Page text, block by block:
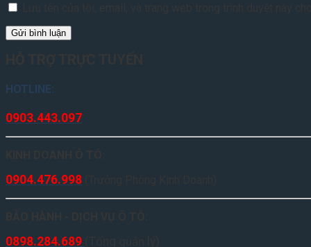
HOTLINE:
0903.443.097
0904.476.998
0898.284.689